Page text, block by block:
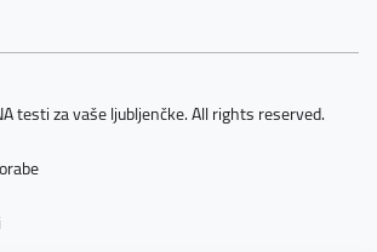
testi za vaše ljubljenčke. All rights reserved.